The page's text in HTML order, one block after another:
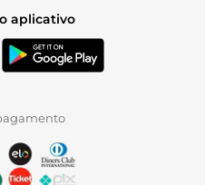
aplicativo